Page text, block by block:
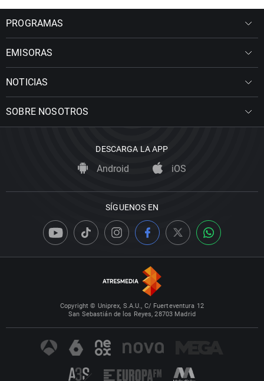
PROGRAMAS
EMISORAS
NOTICIAS
SOBRE NOSOTROS
DESCARGA LA APP
Android iOS
SÍGUENOS EN
Copyright © Uniprex, S.A.U., C/ Fuerteventura 12
San Sebastián de los Reyes, 28703 Madrid